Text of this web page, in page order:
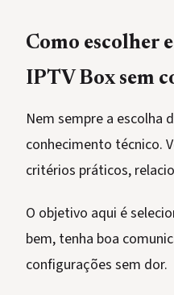
Como escolher
IPTV Box sem
Nem sempre a escolha
conhecimento técnico.
critérios práticos,
O objetivo aqui é
bem, tenha boa
configurações sem dor.